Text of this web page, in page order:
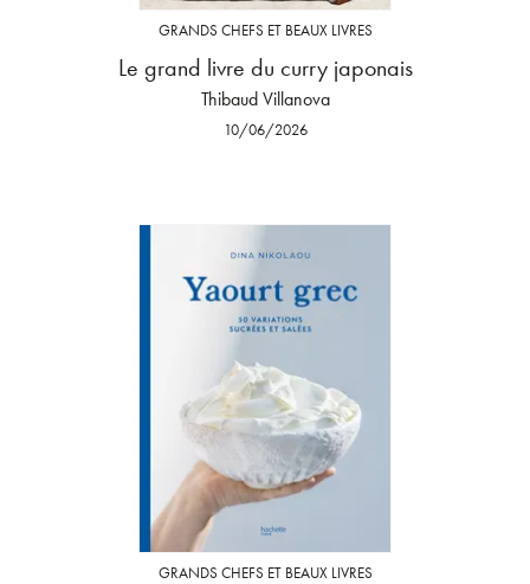
GRANDS CHEFS ET BEAUX LIVRES
Le grand livre du curry japonais
Thibaud Villanova
10/06/2026
GRANDS CHEFS ET BEAUX LIVRES